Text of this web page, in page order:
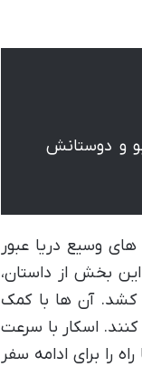
و دوستانش
وسیع دریا عبور
بخش از داستان،
کشد. آن ها با کمک
کنند. اسکار با سرعت
را برای ادامه سفر